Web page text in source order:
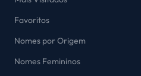
Favoritos
Nomes por Origem
Nomes Femininos